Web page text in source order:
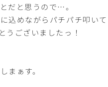
だと思うので…。
込めながらパチパチ叩いて
うございましたっ！
まぁす。